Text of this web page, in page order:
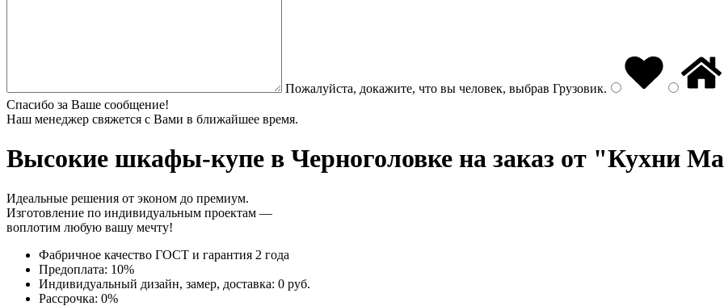
Пожалуйста, докажите, что вы человек, выбрав Грузовик.
Спасибо за Ваше сообщение!
Наш менеджер свяжется с Вами в ближайшее время.
Высокие шкафы-купе в Черноголовке на заказ от "Кухни
Идеальные решения от эконом до премиум.
Изготовление по индивидуальным проектам —
воплотим любую вашу мечту!
Фабричное качество ГОСТ и гарантия 2 года
Предоплата: 10%
Индивидуальный дизайн, замер, доставка: 0 руб.
Рассрочка: 0%